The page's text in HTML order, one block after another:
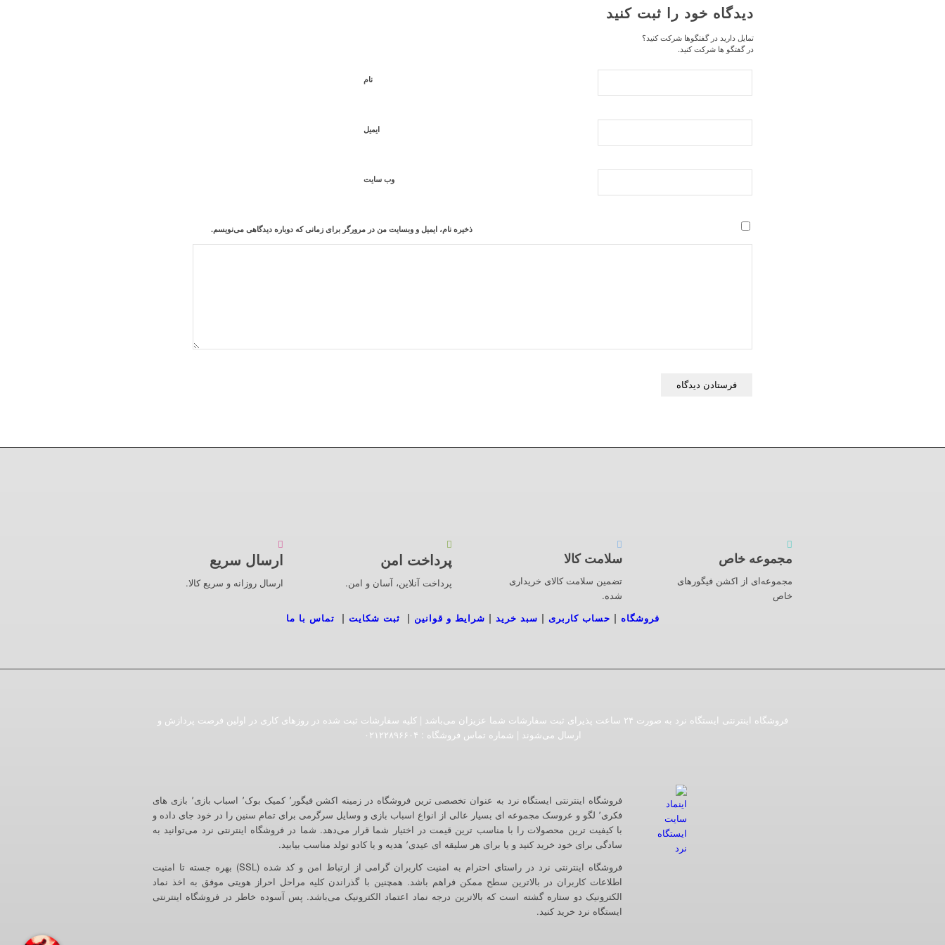
دیدگاه خود را ثبت کنید
تمایل دارید در گفتگوها شرکت کنید؟
در گفتگو ها شرکت کنید.
نام
ایمیل
وب‌ سایت
ذخیره نام، ایمیل و وبسایت من در مرورگر برای زمانی که دوباره دیدگاهی می‌نویسم.
مجموعه خاص
مجموعه‌ای از اکشن فیگورهای
خاص
سلامت کالا
تضمین سلامت کالای خریداری
شده.
پرداخت امن
پرداخت آنلاین، آسان و امن.
ارسال سریع
ارسال روزانه و سریع کالا.
فروشگاه | حساب کاربری | سبد خرید | شرایط و قوانین | ثبت شکایت | تماس با ما
فروشگاه اینترنتی ایستگاه نرد به صورت ۲۴ ساعت پذیرای ثبت سفارشات شما عزیزان می‌باشد | کلیه سفارشات ثبت شده در روزهای کاری در اولین فرصت پردازش و
ارسال می‌شوند | شماره تماس فروشگاه :‌ ۰۲۱۲۲۸۹۶۶۰۴
فروشگاه اینترنتی ایستگاه نرد به عنوان تخصصی ترین فروشگاه در زمینه اکشن فیگور٬ کمیک بوک٬ اسباب بازی٬ بازی های
فکری٬ لگو و عروسک مجموعه ای بسیار عالی از انواع اسباب بازی و وسایل سرگرمی برای تمام سنین را در خود جای داده و
با کیفیت ترین محصولات را با مناسب ترین قیمت در اختیار شما قرار می‌دهد. شما در فروشگاه اینترنتی نرد می‌توانید به
سادگی برای خود خرید کنید و یا برای هر سلیقه ای عیدی٬ هدیه و یا کادو تولد مناسب بیابید.
فروشگاه اینترنتی نرد در راستای احترام به امنیت کاربران گرامی از ارتباط امن و کد شده (SSL) بهره جسته تا امنیت
اطلاعات کاربران در بالاترین سطح ممکن فراهم باشد. همچنین با گذراندن کلیه مراحل احراز هویتی موفق به اخذ نماد
الکترونیک دو ستاره گشته است که بالاترین درجه نماد اعتماد الکترونیک می‌باشد. پس آسوده خاطر در فروشگاه اینترنتی
ایستگاه نرد خرید کنید.